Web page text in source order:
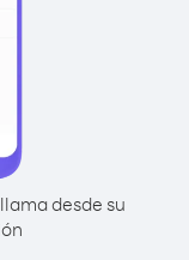
desde su